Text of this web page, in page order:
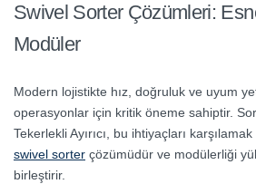
Swivel Sorter Çözümleri:
Modüler
Modern lojistikte hız, doğruluk ve uyum
operasyonlar için kritik öneme sahiptir.
Tekerlekli Ayırıcı, bu ihtiyaçları
swivel sorter çözümüdür ve modülerliği
birleştirir.